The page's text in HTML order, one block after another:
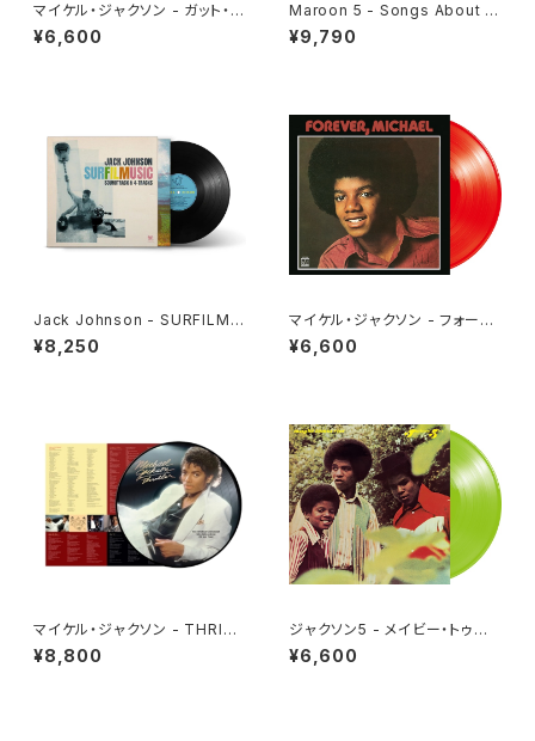
マイケル・ジャクソン - ガット・ト
ゥ・ビー・ゼア[クリア・オレンジ]
(LP重量盤)
¥6,600
Maroon 5 - Songs About J
ane[Gold Vinyl](LP)
¥9,790
Jack Johnson - SURFILMU
SIC(2LP)
¥8,250
マイケル・ジャクソン - フォーエ
ヴァー・マイケル[クリア・レッド]
(LP重量盤)
¥6,600
マイケル・ジャクソン - THRILL
ER[PICTURE VINYL](LP)
¥8,800
ジャクソン5 - メイビー・トゥモ
ロー [さよならは言わないで](L
P重量盤)
¥6,600